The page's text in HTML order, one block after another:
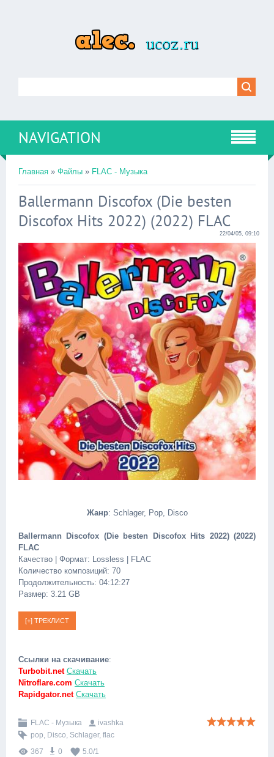
NAVIGATION
Главная » Файлы » FLAC - Музыка
Ballermann Discofox (Die besten
Discofox Hits 2022) (2022) FLAC
22/04/05, 09:10
Жанр: Schlager, Pop, Disco
Ballermann Discofox (Die besten Discofox Hits 2022) (2022)
FLAC
Качество | Формат: Lossless | FLAC
Количество композиций: 70
Продолжительность: 04:12:27
Размер: 3.21 GB
Ссылки на скачивание:
Turbobit.net Скачать
Nitroflare.com Скачать
Rapidgator.net Скачать
FLAC - Музыка
ivashka
pop, Disco, Schlager, flac
367
0 5.0/1